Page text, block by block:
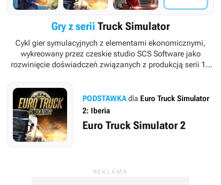
Gry z serii Truck Simulator
Cykl gier symulacyjnych z elementami ekonomicznymi,
wykreowany przez czeskie studio SCS Software jako
rozwinięcie doświadczeń związanych z produkcją serii 18
PODSTAWKAdla Euro Truck Simulator
2: Iberia
Euro Truck Simulator 2